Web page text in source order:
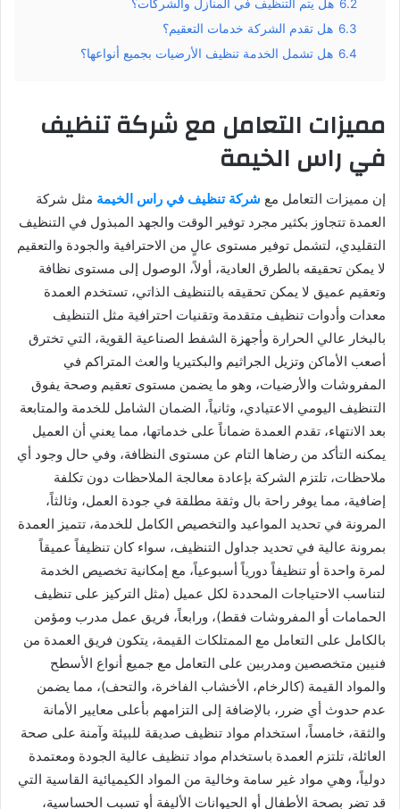
6.2 هل يتم التنظيف في المنازل والشركات؟
6.3 هل تقدم الشركة خدمات التعقيم؟
6.4 هل تشمل الخدمة تنظيف الأرضيات بجميع أنواعها؟
مميزات التعامل مع شركة تنظيف
في راس الخيمة
إن مميزات التعامل مع شركة تنظيف في راس الخيمة مثل شركة
العمدة تتجاوز بكثير مجرد توفير الوقت والجهد المبذول في التنظيف
التقليدي، لتشمل توفير مستوى عالٍ من الاحترافية والجودة والتعقيم
لا يمكن تحقيقه بالطرق العادية، أولاً، الوصول إلى مستوى نظافة
وتعقيم عميق لا يمكن تحقيقه بالتنظيف الذاتي، تستخدم العمدة
معدات وأدوات تنظيف متقدمة وتقنيات احترافية مثل التنظيف
بالبخار عالي الحرارة وأجهزة الشفط الصناعية القوية، التي تخترق
أصعب الأماكن وتزيل الجراثيم والبكتيريا والعث المتراكم في
المفروشات والأرضيات، وهو ما يضمن مستوى تعقيم وصحة يفوق
التنظيف اليومي الاعتيادي، وثانياً، الضمان الشامل للخدمة والمتابعة
بعد الانتهاء، تقدم العمدة ضماناً على خدماتها، مما يعني أن العميل
يمكنه التأكد من رضاها التام عن مستوى النظافة، وفي حال وجود أي
ملاحظات، تلتزم الشركة بإعادة معالجة الملاحظات دون تكلفة
إضافية، مما يوفر راحة بال وثقة مطلقة في جودة العمل، وثالثاً،
المرونة في تحديد المواعيد والتخصيص الكامل للخدمة، تتميز العمدة
بمرونة عالية في تحديد جداول التنظيف، سواء كان تنظيفاً عميقاً
لمرة واحدة أو تنظيفاً دورياً أسبوعياً، مع إمكانية تخصيص الخدمة
لتناسب الاحتياجات المحددة لكل عميل (مثل التركيز على تنظيف
الحمامات أو المفروشات فقط)، ورابعاً، فريق عمل مدرب ومؤمن
بالكامل على التعامل مع الممتلكات القيمة، يتكون فريق العمدة من
فنيين متخصصين ومدربين على التعامل مع جميع أنواع الأسطح
والمواد القيمة (كالرخام، الأخشاب الفاخرة، والتحف)، مما يضمن
عدم حدوث أي ضرر، بالإضافة إلى التزامهم بأعلى معايير الأمانة
والثقة، خامساً، استخدام مواد تنظيف صديقة للبيئة وآمنة على صحة
العائلة، تلتزم العمدة باستخدام مواد تنظيف عالية الجودة ومعتمدة
دولياً، وهي مواد غير سامة وخالية من المواد الكيميائية القاسية التي
قد تضر بصحة الأطفال أو الحيوانات الأليفة أو تسبب الحساسية،